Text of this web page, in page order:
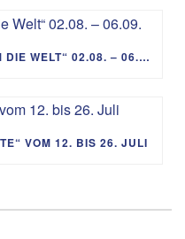
PREDIGTREIHE „MIT GOTT UM DIE WELT“ 02.08. – 06.09.
VOM 12. BIS 26. JULI